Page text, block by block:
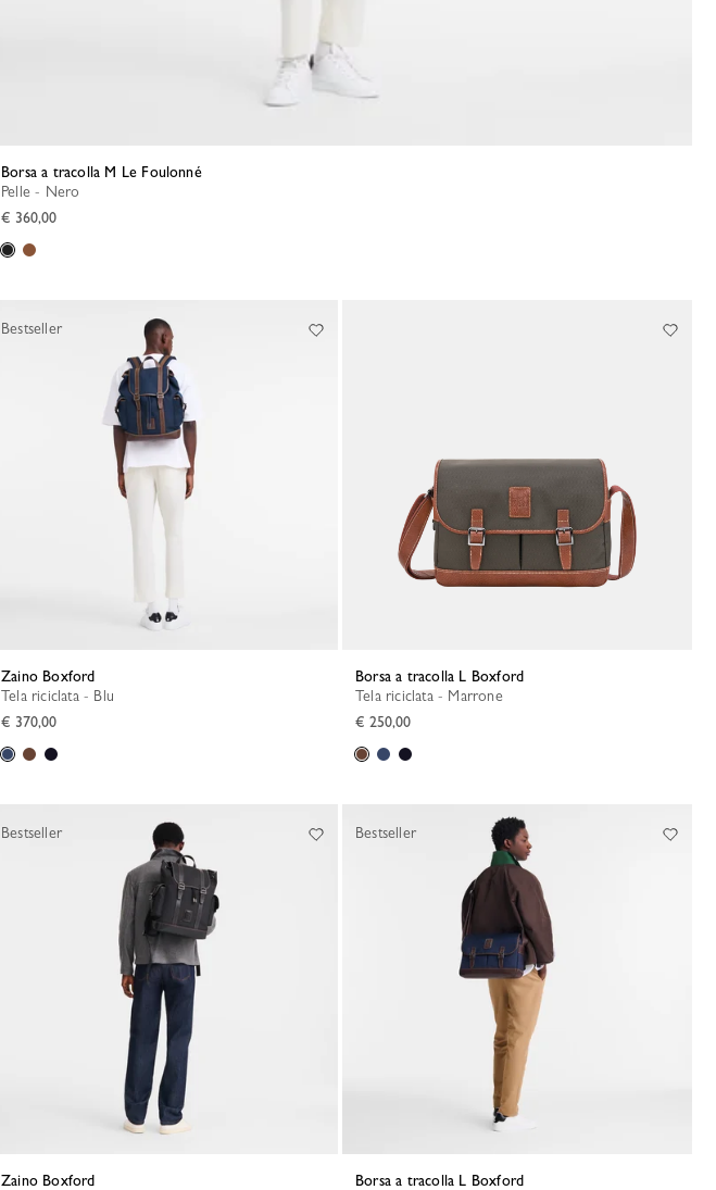
Borsa a tracolla M Le Foulonné
Pelle - Nero
€ 360,00
Zaino Boxford
Tela riciclata - Blu
€ 370,00
Bestseller
Borsa a tracolla L Boxford
Tela riciclata - Marrone
€ 250,00
Zaino Boxford
Bestseller
Borsa a tracolla L Boxford
Bestseller